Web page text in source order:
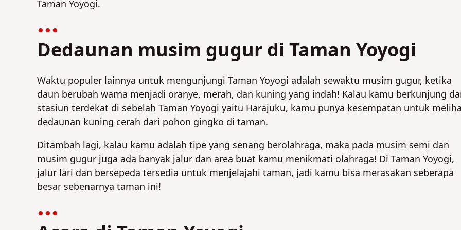
Taman Yoyogi.
Dedaunan musim gugur di Taman Yoyogi
Waktu populer lainnya untuk mengunjungi Taman Yoyogi adalah sewaktu musim gugur, ketika
daun berubah warna menjadi oranye, merah, dan kuning yang indah! Kalau kamu berkunjung
stasiun terdekat di sebelah Taman Yoyogi yaitu Harajuku, kamu punya kesempatan untuk
dedaunan kuning cerah dari pohon gingko di taman.
Ditambah lagi, kalau kamu adalah tipe yang senang berolahraga, maka pada musim semi dan
musim gugur juga ada banyak jalur dan area buat kamu menikmati olahraga! Di Taman Yoyogi,
jalur lari dan bersepeda tersedia untuk menjelajahi taman, jadi kamu bisa merasakan seberapa
besar sebenarnya taman ini!